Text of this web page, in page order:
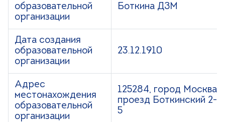
образовательной
организации
Боткина ДЗМ
Дата создания
образовательной
организации
23.12.1910
Адрес
местонахождения
образовательной
организации
125284, город Москва,
проезд Боткинский 2-
5